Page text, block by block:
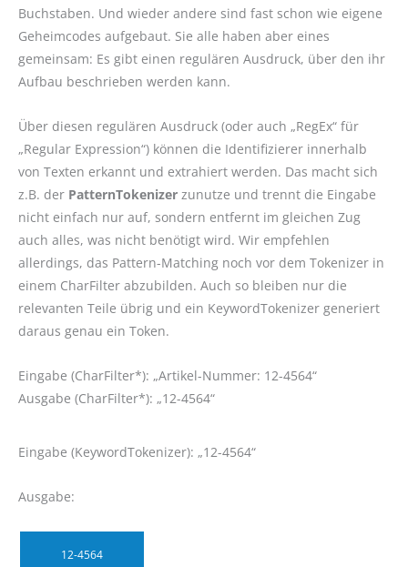
Buchstaben. Und wieder andere sind fast schon wie eigene
Geheimcodes aufgebaut. Sie alle haben aber eines
gemeinsam: Es gibt einen regulären Ausdruck, über den ihr
Aufbau beschrieben werden kann.
Über diesen regulären Ausdruck (oder auch „RegEx“ für
„Regular Expression“) können die Identifizierer innerhalb
von Texten erkannt und extrahiert werden. Das macht sich
z.B. der PatternTokenizer zunutze und trennt die Eingabe
nicht einfach nur auf, sondern entfernt im gleichen Zug
auch alles, was nicht benötigt wird. Wir empfehlen
allerdings, das Pattern-Matching noch vor dem Tokenizer in
einem CharFilter abzubilden. Auch so bleiben nur die
relevanten Teile übrig und ein KeywordTokenizer generiert
daraus genau ein Token.
Eingabe (CharFilter*): „Artikel-Nummer: 12-4564“
Ausgabe (CharFilter*): „12-4564“
Eingabe (KeywordTokenizer): „12-4564“
Ausgabe:
12-4564